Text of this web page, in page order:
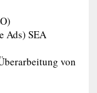
Ads) SEA
von